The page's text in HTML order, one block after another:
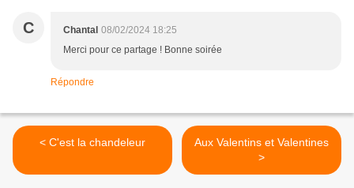
C Chantal 08/02/2024 18:25
Merci pour ce partage ! Bonne soirée
Répondre
< C'est la chandeleur
Aux Valentins et Valentines
>